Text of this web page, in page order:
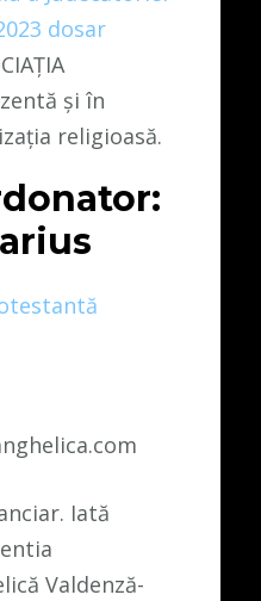
dosar
și în
religioasă.
Iată
Valdenză-